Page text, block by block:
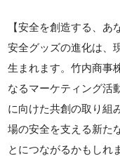
【安全を創造する、あ
安全グッズの進化は、
生まれます。竹内商事
なるマーケティング活
に向けた共創の取り組
場の安全を支える新た
とにつながるかもしれ